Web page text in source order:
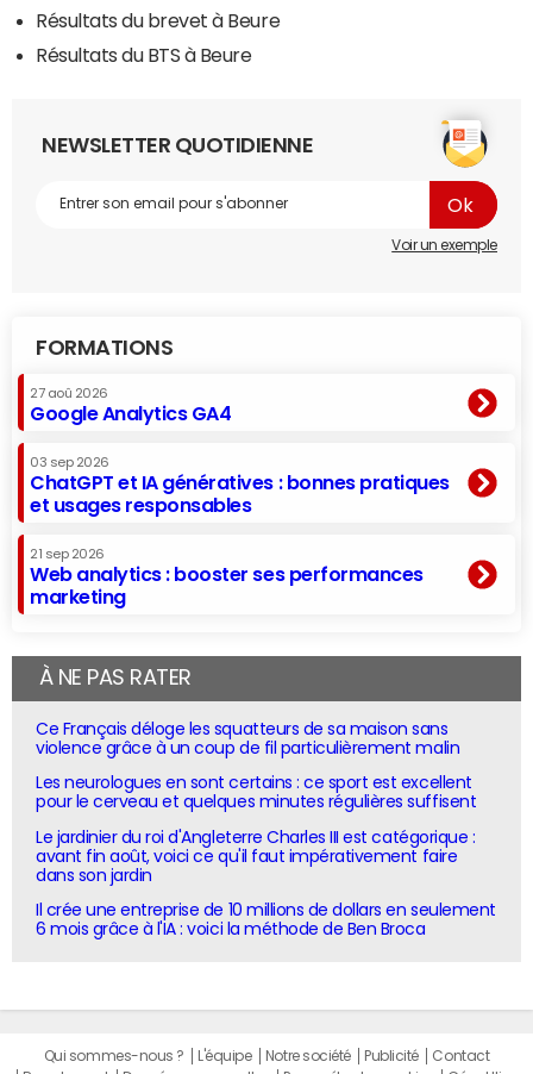
Résultats du brevet à Beure
Résultats du BTS à Beure
NEWSLETTER QUOTIDIENNE
Voir un exemple
FORMATIONS
27 aoû 2026
Google Analytics GA4
03 sep 2026
ChatGPT et IA génératives : bonnes pratiques
et usages responsables
21 sep 2026
Web analytics : booster ses performances
marketing
À NE PAS RATER
Ce Français déloge les squatteurs de sa maison sans
violence grâce à un coup de fil particulièrement malin
Les neurologues en sont certains : ce sport est excellent
pour le cerveau et quelques minutes régulières suffisent
Le jardinier du roi d'Angleterre Charles III est catégorique :
avant fin août, voici ce qu'il faut impérativement faire
dans son jardin
Il crée une entreprise de 10 millions de dollars en seulement
6 mois grâce à l'IA : voici la méthode de Ben Broca
Qui sommes-nous ? L'équipe Notre société Publicité
Contact